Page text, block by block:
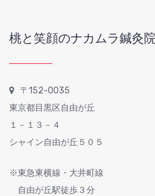
桃と笑顔のナカムラ鍼灸
〒152-0035
東京都目黒区自由が丘
１－１３－４
シャイン自由が丘５０５
※東急東横線・大井町線
自由が丘駅徒歩３分